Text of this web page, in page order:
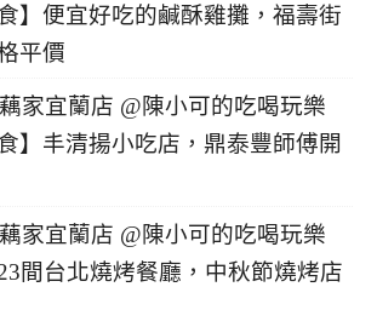
】便宜好吃的鹹酥雞攤，福壽街
平價
】丰清揚小吃店，鼎泰豐師傅開
間台北燒烤餐廳，中秋節燒烤店